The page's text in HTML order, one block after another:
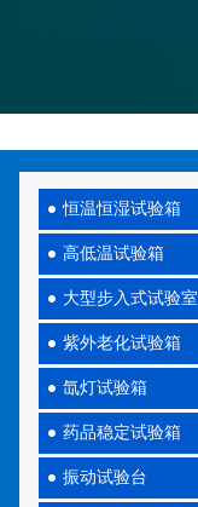
恒温恒湿试验箱
高低温试验箱
大型步入式试验室
紫外老化试验箱
氙灯试验箱
药品稳定试验箱
振动试验台